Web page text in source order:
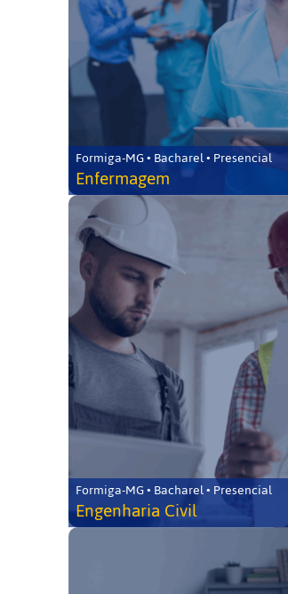
Formiga-MG • Bacharel • Presencial
Enfermagem
Formiga-MG • Bacharel • Presencial
Engenharia Civil